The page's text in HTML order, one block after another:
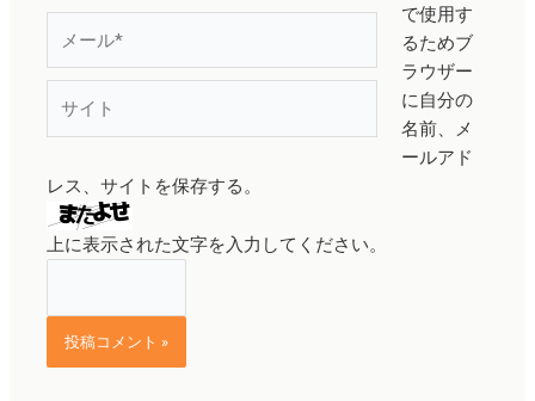
*
ー
ル
で使用す
るためブ
ラウザー
に自分の
名前、メ
ールアド
レス、サイトを保存する。
上に表示された文字を入力してください。